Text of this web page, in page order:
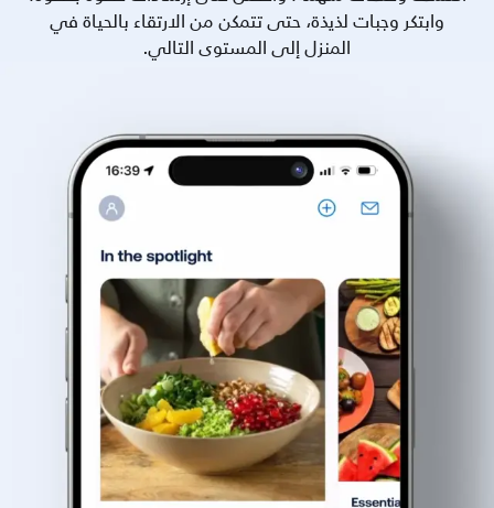
وابتكر وجبات لذيذة، حتى تتمكن من الارتقاء بالحياة في
المنزل إلى المستوى التالي.